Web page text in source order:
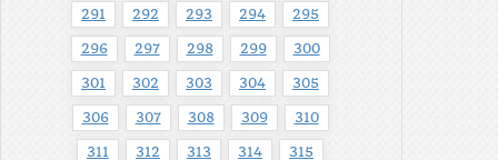
291 292 293 294 295
296 297 298 299 300
301 302 303 304 305
306 307 308 309 310
311 312 313 314 315